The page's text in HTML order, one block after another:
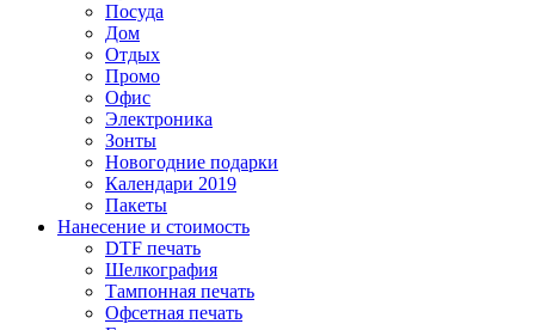
Посуда
Дом
Отдых
Промо
Офис
Электроника
Зонты
Новогодние подарки
Календари 2019
Пакеты
Нанесение и стоимость
DTF печать
Шелкография
Тампонная печать
Офсетная печать